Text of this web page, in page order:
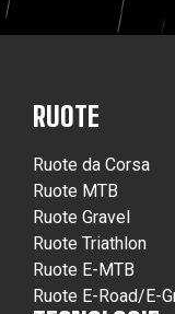
RUOTE
Ruote da Corsa
Ruote MTB
Ruote Gravel
Ruote Triathlon
Ruote E-MTB
Ruote E-Road/E-